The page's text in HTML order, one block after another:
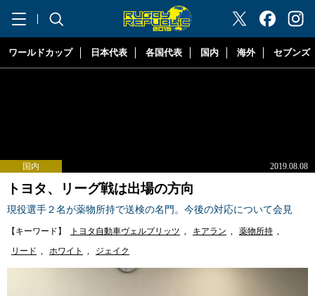
"ラグビーリパブリック"
ワールドカップ 日本代表 各国代表 国内 海外 セブンズ
国内 2019.08.08
トヨタ、リーグ戦は出場の方向
現役選手２名が薬物所持で送検の名門。今後の対応について会見
【キーワード】 トヨタ自動車ヴェルブリッツ , キアラン , 薬物所持 ,
リード , ホワイト , ジェイク